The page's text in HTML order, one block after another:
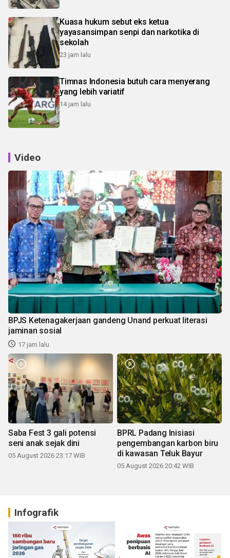
Kuasa hukum sebut eks ketua
yayasansimpan senpi dan narkotika di
sekolah
23 jam lalu
Timnas Indonesia butuh cara menyerang
yang lebih variatif
14 jam lalu
Video
BPJS Ketenagakerjaan gandeng Unand perkuat literasi
jaminan sosial
17 jam lalu
Saba Fest 3 gali potensi
seni anak sejak dini
05 August 2026 23:17 WIB
BPRL Padang Inisiasi
pengembangan karbon biru
di kawasan Teluk Bayur
05 August 2026 20:42 WIB
Infografik